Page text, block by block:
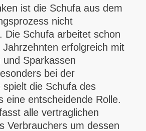
ist die Schufa aus dem
nicht
Die Schufa arbeitet schon
erfolgreich mit
und Sparkassen
bei der
spielt die Schufa des
eine entscheidende Rolle.
alle vertraglichen
Verbrauchers um dessen